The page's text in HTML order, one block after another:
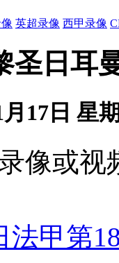
英超录像 西甲录像
圣日耳
17日 星
像或
法甲第